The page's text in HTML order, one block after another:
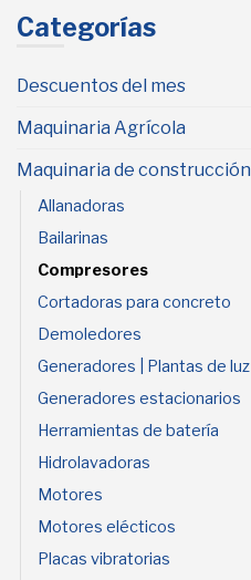
Categorías
Descuentos del mes
Maquinaria Agrícola
Maquinaria de construcción
Allanadoras
Bailarinas
Compresores
Cortadoras para concreto
Demoledores
Generadores | Plantas de luz
Generadores estacionarios
Herramientas de batería
Hidrolavadoras
Motores
Motores elécticos
Placas vibratorias